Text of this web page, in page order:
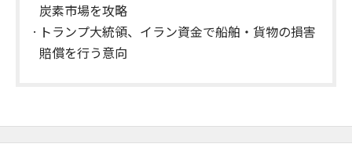
炭素市場を攻略
トランプ大統領、イラン資金で船舶・貨物の損害
賠償を行う意向